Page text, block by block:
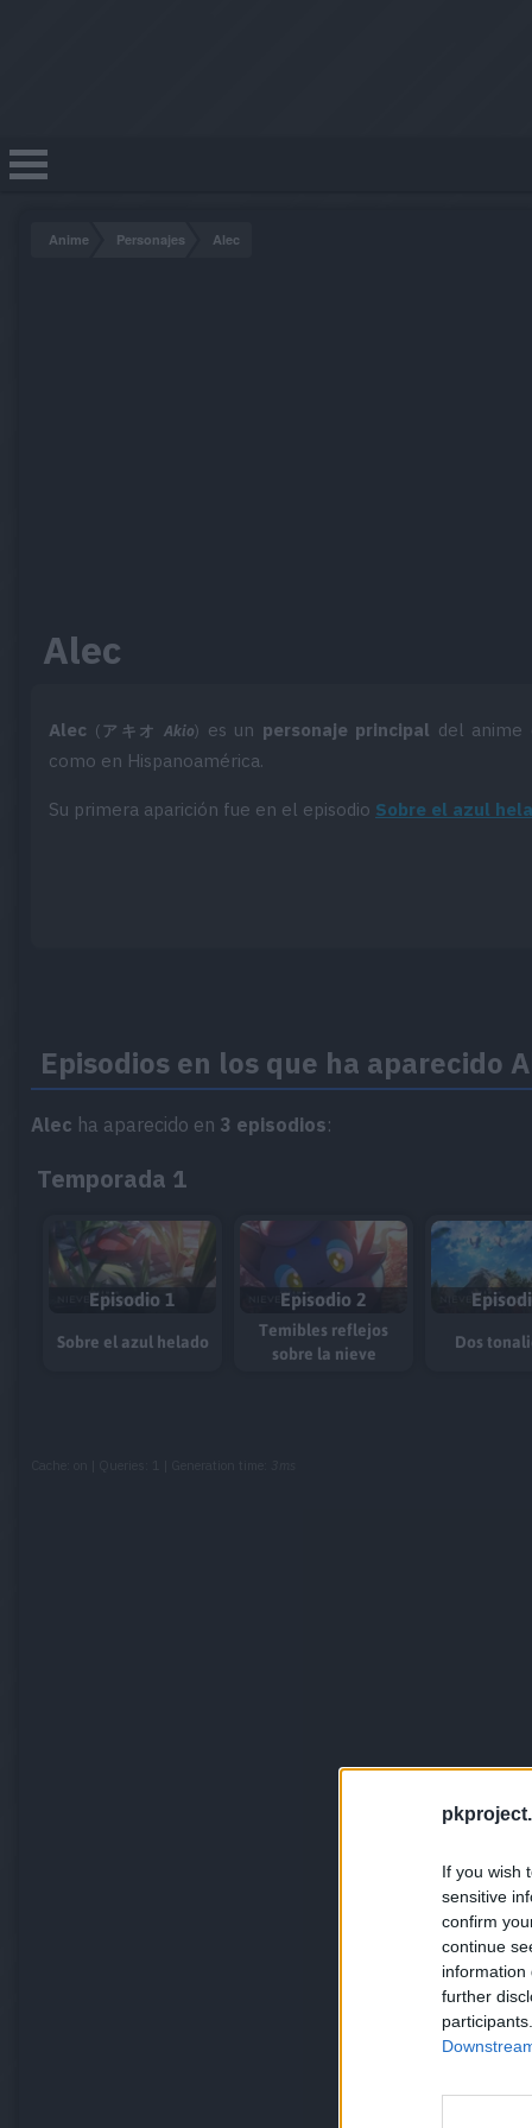
If you wish
sensitive
confirm
continue
information
further
Anime Personajes Alec
Alec
Alec (アキオAkio) es un personaje principal del anime
como en Hispanoamérica.
Su primera aparición fue en el episodio Sobre el azul
Episodios en los que ha aparecido
Alec ha aparecido en 3 episodios:
Temporada 1
Episodio 1
Sobre el azul helado
Episodio 2
Temibles reflejos
sobre la nieve
Dos